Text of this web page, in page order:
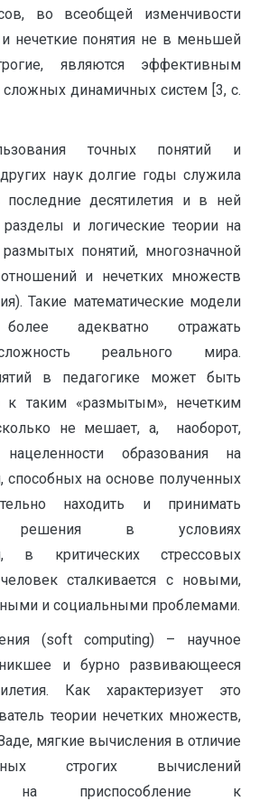
во всеобщей изменчивости
нечеткие понятия не в меньшей
являются эффективным
динамичных систем [3, с.
точных понятий и
наук долгие годы служила
десятилетия и в ней
и логические теории на
понятий, многозначной
и нечетких множеств
Такие математические модели
более адекватно отражать
реального мира.
в педагогике может быть
к таким «размытым», нечетким
не мешает, а, наоборот,
нацеленности образования на
способных на основе полученных
находить и принимать
решения в условиях
в критических стрессовых
сталкивается с новыми,
и социальными проблемами.
(soft computing) – научное
и бурно развивающееся
Как характеризует это
теории нечетких множеств,
мягкие вычисления в отличие
строгих вычислений
на приспособление к